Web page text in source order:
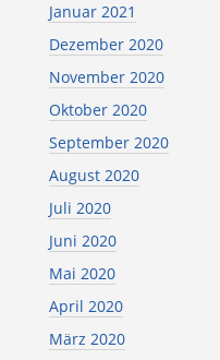
Januar 2021
Dezember 2020
November 2020
Oktober 2020
September 2020
August 2020
Juli 2020
Juni 2020
Mai 2020
April 2020
März 2020